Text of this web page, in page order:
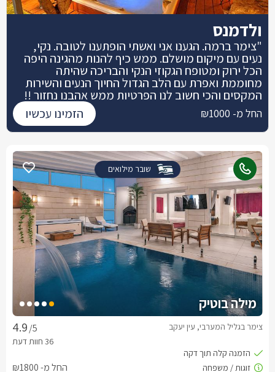
שובר מילואים
מילה בוטיק
/5 צימר בגליל המערבי, עין יעקב
החל מ- ₪1800
ולדמנס
"צימר ברמה. הגענו אני ואשתי הופתענו לטובה. נקי,
נעים עם מיקום מושלם. ממש כיף להנות מהגינה היפה
הכל ירוק ומטופח הגקוזי הנקי והבריכה שהיתה
מחוממת ואפרת עם הלב הגדול החיוך הנעים והשירות
המקסים והכי חשוב לנו הפרטיות ממש אהבנו נחזור !!
החל מ- ₪1000 הזמינו עכשיו